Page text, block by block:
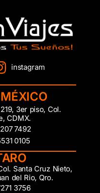
instagram
3er piso, Col.
CDMX.
7492
0105
Santa Cruz Nieto,
del Rio, Qro.
3756